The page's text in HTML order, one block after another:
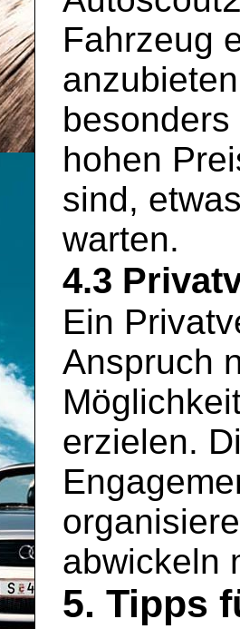
Fahrzeug
hohen
sind,
warten.
4.3
Ein
Anspruch
erzielen.
abwickeln
5. Tipps